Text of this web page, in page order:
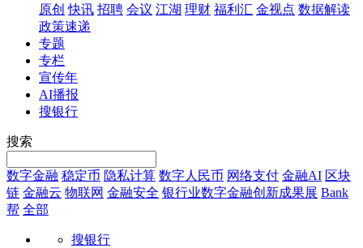
原创 快讯 招聘 会议 江湖 理财 福利汇 金视点 数据解读
政策速递
专题
专栏
宣传年
AI播报
搜银行
搜索
数字金融 稳定币 隐私计算 数字人民币 网络支付 金融AI 区块
链 金融云 物联网 金融安全 银行业数字金融创新成果展 Bank
帮 全部
搜银行